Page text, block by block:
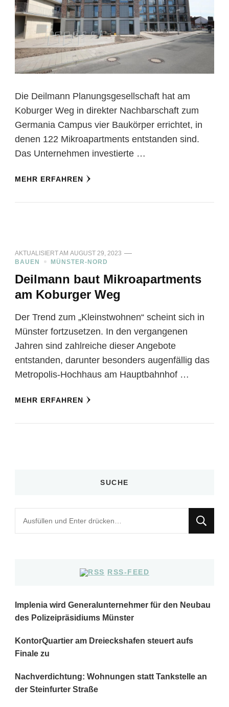
Die Deilmann Planungsgesellschaft hat am
Koburger Weg in direkter Nachbarschaft zum
Germania Campus vier Baukörper errichtet, in
denen 122 Mikroapartments entstanden sind.
Das Unternehmen investierte …
MEHR ERFAHREN
AKTUALISIERT AM AUGUST 29, 2023
BAUEN
MÜNSTER-NORD
Deilmann baut Mikroapartments
am Koburger Weg
Der Trend zum „Kleinstwohnen“ scheint sich in
Münster fortzusetzen. In den vergangenen
Jahren sind zahlreiche dieser Angebote
entstanden, darunter besonders augenfällig das
Metropolis-Hochhaus am Hauptbahnhof …
MEHR ERFAHREN
SUCHE
du
RSS-FEED
Implenia wird Generalunternehmer für den Neubau
des Polizeipräsidiums Münster
KontorQuartier am Dreieckshafen steuert aufs
Finale zu
Nachverdichtung: Wohnungen statt Tankstelle an
der Steinfurter Straße